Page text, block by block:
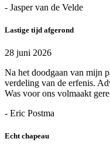
- Jasper van de Velde
Lastige tijd afgerond
28 juni 2026
Na het doodgaan van mijn
verdeling van de erfenis.
Was voor ons volmaakt
- Eric Postma
Echt chapeau